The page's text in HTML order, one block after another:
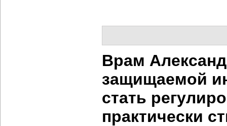
Врам
защищаемой
стать
практически